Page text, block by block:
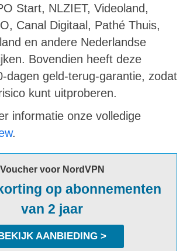
Start, NLZIET, Videoland,
Canal Digitaal, Pathé Thuis,
en andere Nederlandse
Bovendien heeft deze
dagen geld-terug-garantie, zodat
kunt uitproberen.
informatie onze volledige
.
Voucher voor NordVPN
op abonnementen
van 2 jaar
AANBIEDING >